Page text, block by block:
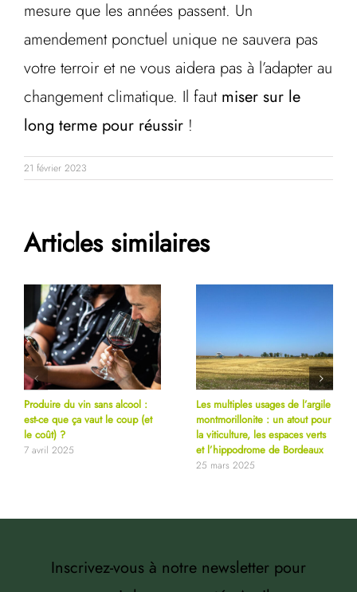
mesure que les années passent. Un
amendement ponctuel unique ne sauvera pas
votre terroir et ne vous aidera pas à l’adapter au
changement climatique. Il faut miser sur le
long terme pour réussir !
21 février 2023
Articles similaires
Produire du vin sans alcool :
est-ce que ça vaut le coup (et
le coût) ?
7 avril 2025
Les multiples usages de l’argile
montmorillonite : un atout pour
la viticulture, les espaces verts
et l’hippodrome de Bordeaux
25 mars 2025
Inscrivez-vous à notre newsletter pour